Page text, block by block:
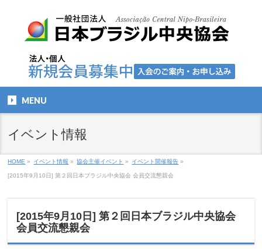
MENU
イベント情報
HOME » イベント情報 » 協会主催イベント » イベント開催報告 »
[2015年9月10日] 第２回日本ブラジル中央協会 会員交流懇親会
[2015年9月10日] 第２回日本ブラジル中央協会
会員交流懇親会